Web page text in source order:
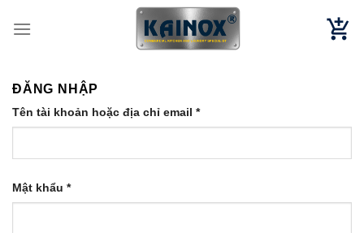
đến
ĐĂNG NHẬP
Tên tài khoản hoặc địa chỉ email *
Mật khẩu *